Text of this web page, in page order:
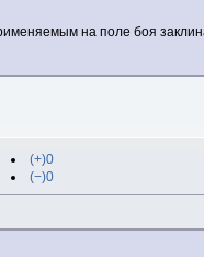
на поле боя
(+)0
(−)0